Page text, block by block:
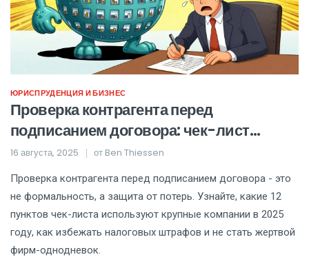
ЮРИСПРУДЕНЦИЯ И БИЗНЕС
Проверка контрагента перед
подписанием договора: чек-лист
рисков 2025
16 августа, 2025 от Ben Thiessen
Проверка контрагента перед подписанием договора - это
не формальность, а защита от потерь. Узнайте, какие 12
пунктов чек-листа используют крупные компании в 2025
году, как избежать налоговых штрафов и не стать жертвой
фирм-однодневок.